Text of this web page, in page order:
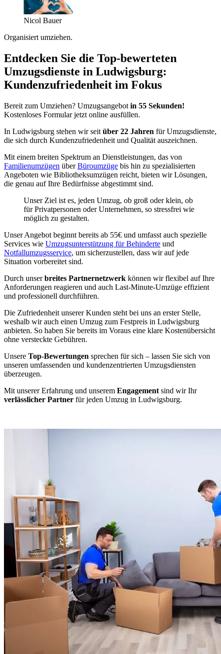
Nicol Bauer
Organisiert umziehen.
Entdecken Sie die Top-bewerteten
Umzugsdienste in Ludwigsburg:
Kundenzufriedenheit im Fokus
Bereit zum Umziehen? Umzugsangebot in 55 Sekunden!
Kostenloses Formular jetzt online ausfüllen.
In Ludwigsburg stehen wir seit über 22 Jahren für Umzugsdienste,
die sich durch Kundenzufriedenheit und Qualität auszeichnen.
Mit einem breiten Spektrum an Dienstleistungen, das von
Familienumzügen überBüroumzüge bis hin zu spezialisierten
Angeboten wie Bibliotheksumzügen reicht, bieten wir Lösungen,
die genau auf Ihre Bedürfnisse abgestimmt sind.
Unser Ziel ist es, jeden Umzug, ob groß oder klein, ob
für Privatpersonen oder Unternehmen, so stressfrei wie
möglich zu gestalten.
Unser Angebot beginnt bereits ab 55€ und umfasst auch spezielle
Services wie Umzugsunterstützung für Behinderte und
Notfallumzugsservice, um sicherzustellen, dass wir auf jede
Situation vorbereitet sind.
Durch unserbreites Partnernetzwerk können wir flexibel auf Ihre
Anforderungen reagieren und auch Last-Minute-Umzüge effizient
und professionell durchführen.
Die Zufriedenheit unserer Kunden steht bei uns an erster Stelle,
weshalb wir auch einen Umzug zum Festpreis in Ludwigsburg
anbieten. So haben Sie bereits im Voraus eine klare Kostenübersicht
ohne versteckte Gebühren.
Unsere Top-Bewertungen sprechen für sich – lassen Sie sich von
unseren umfassenden und kundenzentrierten Umzugsdiensten
überzeugen.
Mit unserer Erfahrung und unserem Engagement sind wir Ihr
verlässlicher Partner für jeden Umzug in Ludwigsburg.